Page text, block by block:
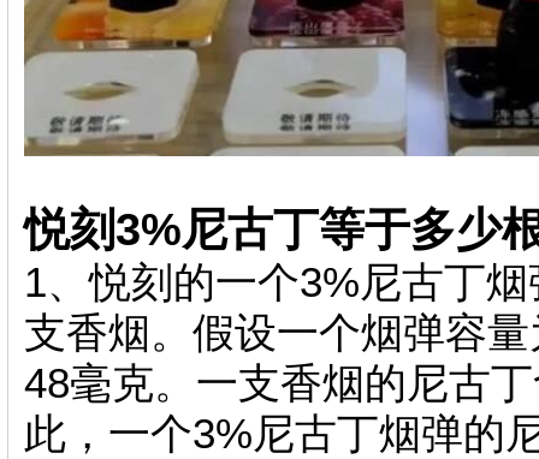
悦刻3%尼古丁等于多少
1、悦刻的一个3%尼古丁
支香烟。假设一个烟弹容
48毫克。一支香烟的尼古
此，一个3%尼古丁烟弹的